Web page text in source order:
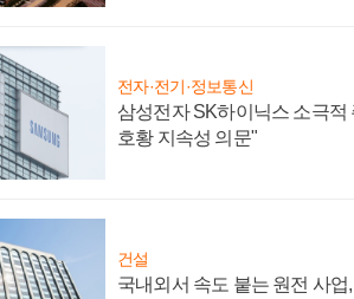
전자·전기·정보통신
삼성전자 SK하이닉스 소극적
호황 지속성 의문"
건설
국내외서 속도 붙는 원전 사